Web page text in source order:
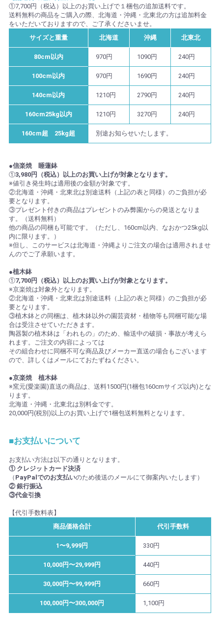
①7,700円（税込）以上のお買い上げで１梱包の追加送料です。
送料無料の商品をご購入の際、北海道・沖縄・北東北の方は追加料金
をいただいておりますので、ご了承くださいませ。
サイズと重量
北海道 沖縄 北東北
80cm以内 970円 1090円 240円
100cm以内 970円 1690円 240円
140cm以内 1210円 2790円 240円
160cm25kg以内 1210円 3270円 240円
160cm超 25kg超 別途お知らせいたします。
●信楽焼 睡蓮鉢
①3,980円（税込）以上のお買い上げが対象となります。
※値引き発生時は適用後の金額が対象です。
②北海道・沖縄・北東北は別途送料（上記の表と同様）のご負担が必
要となります。
③プレゼント付きの商品はプレゼントのみ弊園からの発送となりま
す。（送料無料）
他の商品の同梱も可能です。（ただし、160cm以内、なおかつ25kg以
内に限ります。）
※但し、このサービスは北海道・沖縄よりご注文の場合は適用されませ
んのでご了承願います。
●植木鉢
①7,700円（税込）以上のお買い上げが対象となります。
※京楽焼は対象外となります。
②北海道・沖縄・北東北は別途送料（上記の表と同様）のご負担が必
要となります。
③植木鉢との同梱は、植木鉢以外の園芸資材・植物等も同梱可能な場
合は受注させていただきます。
陶器製の植木鉢は「われもの」のため、輸送中の破損・事故が考えら
れます。ご注文の内容によっては
その組合わせに同梱不可な商品及びメーカー直送の場合もございます
ので、詳しくはメールにておたずねください。
●京楽焼 植木鉢
※窯元(愛楽園)直送の商品は、送料1500円(1梱包160cmサイズ以内)とな
ります。
北海道・沖縄・北東北は別料金です。
20,000円(税別)以上のお買い上げで1梱包送料無料となります。
■お支払いについて
お支払い方法は以下の通りとなります。
① クレジットカード決済
（ PayPalでのお支払いのため後送のメールにて御案内いたします）
② 銀行振込
③代金引換
【代引手数料表】
商品価格合計
代引手数料
1〜9,999円 330円
10,000円〜29,999円 440円
30,000円〜99,999円 660円
100,000円〜300,000円 1,100円